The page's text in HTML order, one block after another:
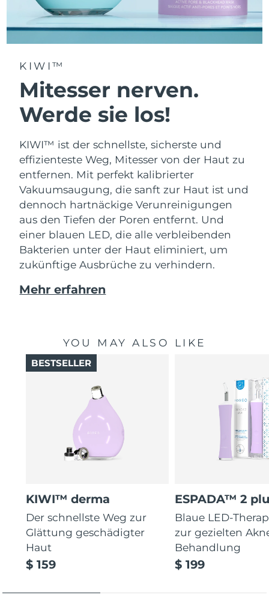
KIWI™
Mitesser nerven.
Werde sie los!
KIWI™ ist der schnellste, sicherste und
effizienteste Weg, Mitesser von der Haut zu
entfernen. Mit perfekt kalibrierter
Vakuumsaugung, die sanft zur Haut ist und
dennoch hartnäckige Verunreinigungen
aus den Tiefen der Poren entfernt. Und
einer blauen LED, die alle verbleibenden
Bakterien unter der Haut eliminiert, um
zukünftige Ausbrüche zu verhindern.
Mehr erfahren
YOU MAY ALSO LIKE
KIWI™ derma
Der schnellste Weg zur
Glättung geschädigter
Haut
$ 159
BESTSELLER
ESPADA™ 2
Blaue LED-
zur gezielten
Behandlung
$ 199
Türkei
Erwartete Lieferung
09/08/2026
Emirate
Vereinigtes
Königreich
Erwartete Lieferung
Vereinigte Staaten
09/08/2026
Usbekistan
Erwartete Lieferung
Vietnam
Erwartete Lieferung
14/08/2026